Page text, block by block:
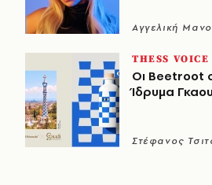
Αγγελική
THESS VOICE
Οι Beetroot
Ίδρυμα
Στέφανος